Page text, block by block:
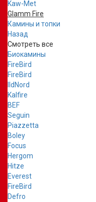
Kaw-Met
Glamm Fire
Камины и топки
Назад
Смотреть все
Биокамины
FireBird
FireBird
IldNord
Kalfire
BEF
Seguin
Piazzetta
Boley
Focus
Hergom
Hitze
Everest
FireBird
Defro